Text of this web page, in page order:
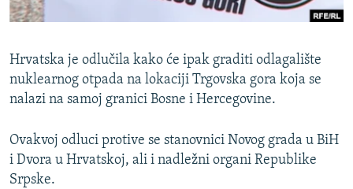
VIŠE OD NASLOVA
POPLAVE I KLIZIŠTA U BIH 2024.
TV LIBERTY
MOJA EVROPA
TRI DECENIJE OD RATA U BIH
PRATITE NAS
Sve RFE/RL stranice
Hrvatska je odlučila kako će ipak graditi odlagalište
nuklearnog otpada na lokaciji Trgovska gora koja se
nalazi na samoj granici Bosne i Hercegovine.
Ovakvoj odluci protive se stanovnici Novog grada u BiH
i Dvora u Hrvatskoj, ali i nadležni organi Republike
Srpske.